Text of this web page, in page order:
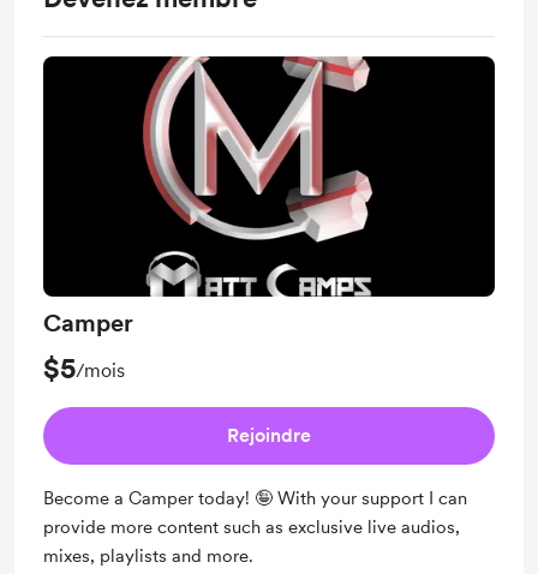
Camper
$5/mois
Rejoindre
Become a Camper today! 🤪 With your support I can
provide more content such as exclusive live audios,
mixes, playlists and more.